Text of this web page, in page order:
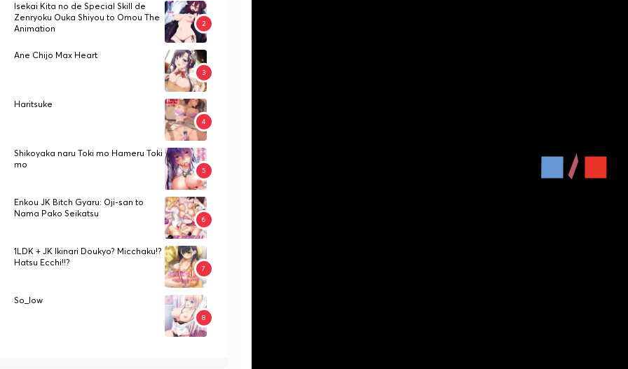
Isekai Kita no de Special Skill de
Zenryoku Ouka Shiyou to Omou The
Animation
Ane Chijo Max Heart
Haritsuke
Shikoyaka naru Toki mo Hameru Toki
mo
Enkou JK Bitch Gyaru: Oji-san to
Nama Pako Seikatsu
1LDK + JK Ikinari Doukyo? Micchaku!?
Hatsu Ecchi!!?
So_low